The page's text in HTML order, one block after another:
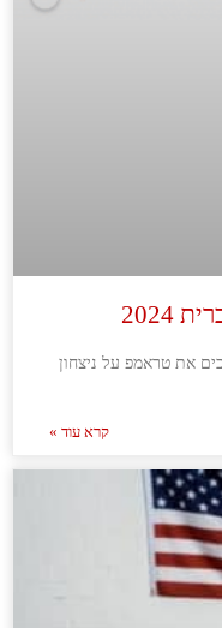
מברכים את טראמפ על ניצחון
קרא עוד »